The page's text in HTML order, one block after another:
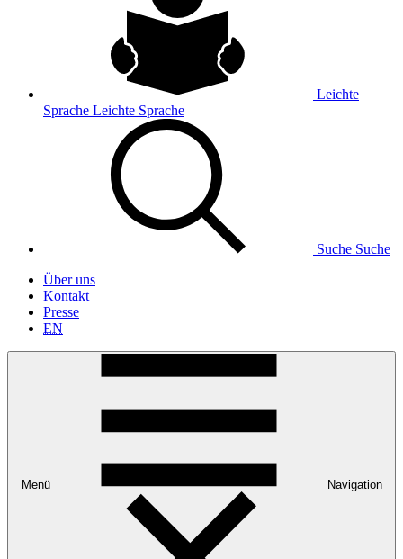
Leichte
Sprache Leichte Sprache
Suche Suche
Über uns
Kontakt
Presse
EN
Menü Navigation